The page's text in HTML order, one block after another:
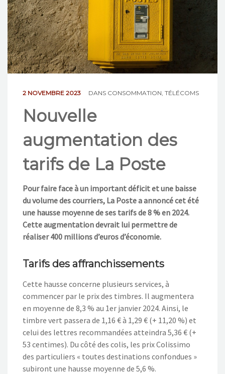
LA CCA-GE
NOS ACTIONS
CONTACT
2 NOVEMBRE 2023 DANS CONSOMMATION TÉLÉCOMS
Nouvelle
augmentation des
tarifs de La Poste
Pour faire face à un important déficit et une baisse
du volume des courriers, La Poste a annoncé cet été
une hausse moyenne de ses tarifs de 8 % en 2024.
Cette augmentation devrait lui permettre de
réaliser 400 millions d’euros d’économie.
Tarifs des affranchissements
Cette hausse concerne plusieurs services, à
commencer par le prix des timbres. Il augmentera
en moyenne de 8,3 % au 1er janvier 2024. Ainsi, le
timbre vert passera de 1,16 € à 1,29 € (+ 11,20 %) et
celui des lettres recommandées atteindra 5,36 € (+
53 centimes). Du côté des colis, les prix Colissimo
des particuliers « toutes destinations confondues »
subiront une hausse moyenne de 5,6 %.